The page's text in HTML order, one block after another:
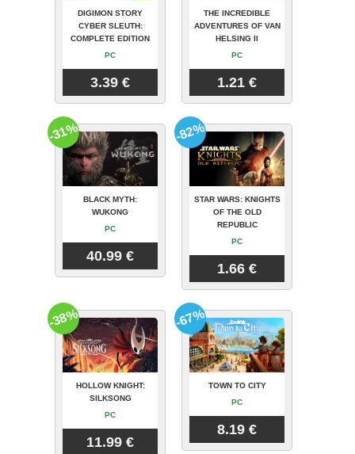
DIGIMON STORY
CYBER SLEUTH:
COMPLETE EDITION
PC
3.39 €
THE INCREDIBLE
ADVENTURES OF VAN
HELSING II
PC
1.21 €
BLACK MYTH:
WUKONG
PC
40.99 €
-31%
STAR WARS: KNIGHTS
OF THE OLD
REPUBLIC
PC
1.66 €
-82%
HOLLOW KNIGHT:
SILKSONG
PC
11.99 €
-38%
TOWN TO CITY
PC
8.19 €
-67%